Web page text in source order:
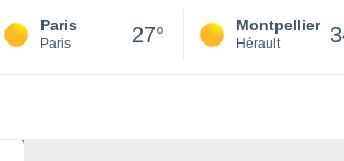
Paris
Paris 27° Montpellier
Hérault